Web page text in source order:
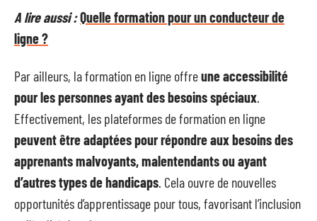
A lire aussi :Quelle formation pour un conducteur de
ligne ?
Par ailleurs, la formation en ligne offreune accessibilité
pour les personnes ayant des besoins spéciaux
Effectivement, les plateformes de formation en ligne
peuvent être adaptées pour répondre aux besoins des
apprenants malvoyants, malentendants ou ayant
d’autres types de handicaps . Cela ouvre de nouvelles
opportunités d’apprentissage pour tous, favorisant l’inclusion